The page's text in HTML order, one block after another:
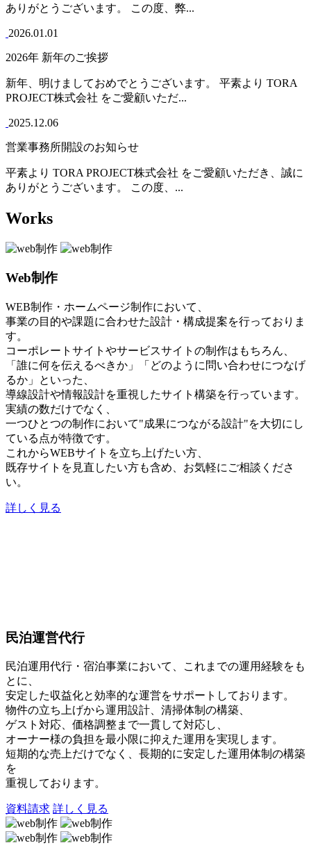
ありがとうございます。 この度、弊...
2026.01.01
2026年 新年のご挨拶
新年、明けましておめでとうございます。 平素より TORA
PROJECT株式会社 をご愛顧いただ...
2025.12.06
営業事務所開設のお知らせ
平素より TORA PROJECT株式会社 をご愛顧いただき、誠に
ありがとうございます。 この度、...
Works
Web制作
WEB制作・ホームページ制作において、
事業の目的や課題に合わせた設計・構成提案を行っておりま
す。
コーポレートサイトやサービスサイトの制作はもちろん、
「誰に何を伝えるべきか」「どのように問い合わせにつなげ
るか」といった、
導線設計や情報設計を重視したサイト構築を行っています。
実績の数だけでなく、
一つひとつの制作において"成果につながる設計"を大切にし
ている点が特徴です。
これからWEBサイトを立ち上げたい方、
既存サイトを見直したい方も含め、お気軽にご相談くださ
い。
詳しく見る
民泊運営代行
民泊運用代行・宿泊事業において、これまでの運用経験をも
とに、
安定した収益化と効率的な運営をサポートしております。
物件の立ち上げから運用設計、清掃体制の構築、
ゲスト対応、価格調整まで一貫して対応し、
オーナー様の負担を最小限に抑えた運用を実現します。
短期的な売上だけでなく、長期的に安定した運用体制の構築
を
重視しております。
資料請求 詳しく見る